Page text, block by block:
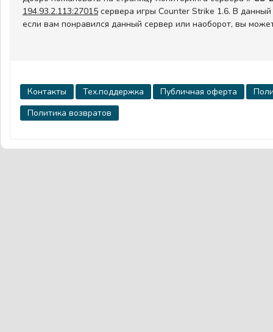
194.93.2.113:27015 сервера игры Counter Strike 1.6. В
если вам понравился данный сервер или наоборот, вы
Контакты Тех.поддержка Публичная оферта
Политика возвратов